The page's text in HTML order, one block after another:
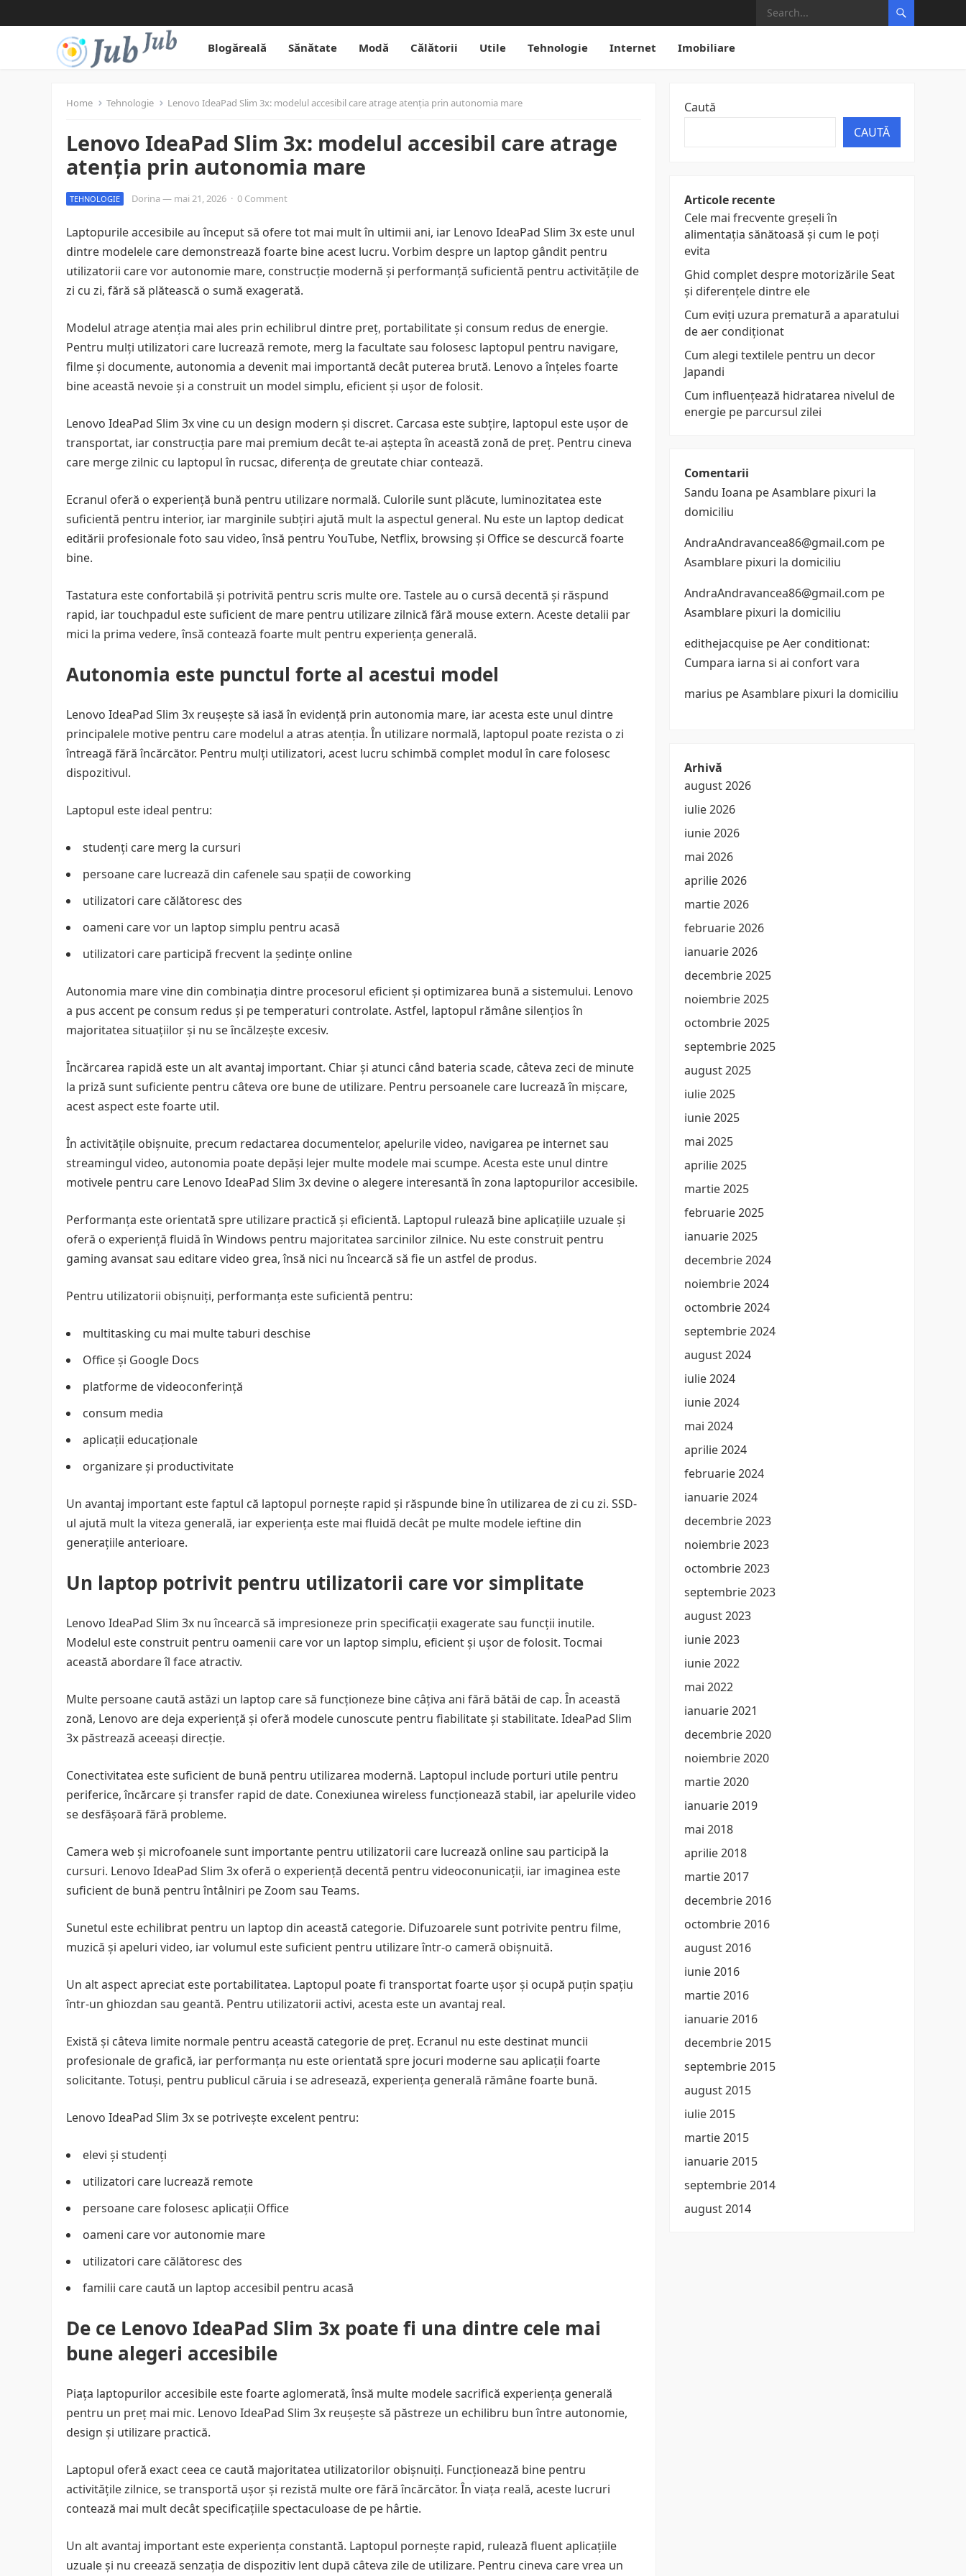
Blogăreală Sănătate Modă Călătorii Utile Tehnologie Internet Imobiliare
Home Tehnologie Lenovo IdeaPad Slim 3x: modelul accesibil care atrage atenția prin autonomia mare
Lenovo IdeaPad Slim 3x: modelul accesibil care atrage
atenția prin autonomia mare
TEHNOLOGIE Dorina — mai 21, 2026 · 0 Comment
Laptopurile accesibile au început să ofere tot mai mult în ultimii ani, iar Lenovo IdeaPad Slim 3x este unul
dintre modelele care demonstrează foarte bine acest lucru. Vorbim despre un laptop gândit pentru
utilizatorii care vor autonomie mare, construcție modernă și performanță suficientă pentru activitățile de
zi cu zi, fără să plătească o sumă exagerată.
Modelul atrage atenția mai ales prin echilibrul dintre preț, portabilitate și consum redus de energie.
Pentru mulți utilizatori care lucrează remote, merg la facultate sau folosesc laptopul pentru navigare,
filme și documente, autonomia a devenit mai importantă decât puterea brută. Lenovo a înțeles foarte
bine această nevoie și a construit un model simplu, eficient și ușor de folosit.
Lenovo IdeaPad Slim 3x vine cu un design modern și discret. Carcasa este subțire, laptopul este ușor de
transportat, iar construcția pare mai premium decât te-ai aștepta în această zonă de preț. Pentru cineva
care merge zilnic cu laptopul în rucsac, diferența de greutate chiar contează.
Ecranul oferă o experiență bună pentru utilizare normală. Culorile sunt plăcute, luminozitatea este
suficientă pentru interior, iar marginile subțiri ajută mult la aspectul general. Nu este un laptop dedicat
editării profesionale foto sau video, însă pentru YouTube, Netflix, browsing și Office se descurcă foarte
bine.
Tastatura este confortabilă și potrivită pentru scris multe ore. Tastele au o cursă decentă și răspund
rapid, iar touchpadul este suficient de mare pentru utilizare zilnică fără mouse extern. Aceste detalii par
mici la prima vedere, însă contează foarte mult pentru experiența generală.
Autonomia este punctul forte al acestui model
Lenovo IdeaPad Slim 3x reușește să iasă în evidență prin autonomia mare, iar acesta este unul dintre
principalele motive pentru care modelul a atras atenția. În utilizare normală, laptopul poate rezista o zi
întreagă fără încărcător. Pentru mulți utilizatori, acest lucru schimbă complet modul în care folosesc
dispozitivul.
Laptopul este ideal pentru:
studenți care merg la cursuri
persoane care lucrează din cafenele sau spații de coworking
utilizatori care călătoresc des
oameni care vor un laptop simplu pentru acasă
utilizatori care participă frecvent la ședințe online
Autonomia mare vine din combinația dintre procesorul eficient și optimizarea bună a sistemului. Lenovo
a pus accent pe consum redus și pe temperaturi controlate. Astfel, laptopul rămâne silențios în
majoritatea situațiilor și nu se încălzește excesiv.
Încărcarea rapidă este un alt avantaj important. Chiar și atunci când bateria scade, câteva zeci de minute
la priză sunt suficiente pentru câteva ore bune de utilizare. Pentru persoanele care lucrează în mișcare,
acest aspect este foarte util.
În activitățile obișnuite, precum redactarea documentelor, apelurile video, navigarea pe internet sau
streamingul video, autonomia poate depăși lejer multe modele mai scumpe. Acesta este unul dintre
motivele pentru care Lenovo IdeaPad Slim 3x devine o alegere interesantă în zona laptopurilor accesibile.
Performanța este orientată spre utilizare practică și eficientă. Laptopul rulează bine aplicațiile uzuale și
oferă o experiență fluidă în Windows pentru majoritatea sarcinilor zilnice. Nu este construit pentru
gaming avansat sau editare video grea, însă nici nu încearcă să fie un astfel de produs.
Pentru utilizatorii obișnuiți, performanța este suficientă pentru:
multitasking cu mai multe taburi deschise
Office și Google Docs
platforme de videoconferință
consum media
aplicații educaționale
organizare și productivitate
Un avantaj important este faptul că laptopul pornește rapid și răspunde bine în utilizarea de zi cu zi. SSD-
ul ajută mult la viteza generală, iar experiența este mai fluidă decât pe multe modele ieftine din
generațiile anterioare.
Un laptop potrivit pentru utilizatorii care vor simplitate
Lenovo IdeaPad Slim 3x nu încearcă să impresioneze prin specificații exagerate sau funcții inutile.
Modelul este construit pentru oamenii care vor un laptop simplu, eficient și ușor de folosit. Tocmai
această abordare îl face atractiv.
Multe persoane caută astăzi un laptop care să funcționeze bine câțiva ani fără bătăi de cap. În această
zonă, Lenovo are deja experiență și oferă modele cunoscute pentru fiabilitate și stabilitate. IdeaPad Slim
3x păstrează aceeași direcție.
Conectivitatea este suficient de bună pentru utilizarea modernă. Laptopul include porturi utile pentru
periferice, încărcare și transfer rapid de date. Conexiunea wireless funcționează stabil, iar apelurile video
se desfășoară fără probleme.
Camera web și microfoanele sunt importante pentru utilizatorii care lucrează online sau participă la
cursuri. Lenovo IdeaPad Slim 3x oferă o experiență decentă pentru videoconunicații, iar imaginea este
suficient de bună pentru întâlniri pe Zoom sau Teams.
Sunetul este echilibrat pentru un laptop din această categorie. Difuzoarele sunt potrivite pentru filme,
muzică și apeluri video, iar volumul este suficient pentru utilizare într-o cameră obișnuită.
Un alt aspect apreciat este portabilitatea. Laptopul poate fi transportat foarte ușor și ocupă puțin spațiu
într-un ghiozdan sau geantă. Pentru utilizatorii activi, acesta este un avantaj real.
Există și câteva limite normale pentru această categorie de preț. Ecranul nu este destinat muncii
profesionale de grafică, iar performanța nu este orientată spre jocuri moderne sau aplicații foarte
solicitante. Totuși, pentru publicul căruia i se adresează, experiența generală rămâne foarte bună.
Lenovo IdeaPad Slim 3x se potrivește excelent pentru:
elevi și studenți
utilizatori care lucrează remote
persoane care folosesc aplicații Office
oameni care vor autonomie mare
utilizatori care călătoresc des
familii care caută un laptop accesibil pentru acasă
De ce Lenovo IdeaPad Slim 3x poate fi una dintre cele mai
bune alegeri accesibile
Piața laptopurilor accesibile este foarte aglomerată, însă multe modele sacrifică experiența generală
pentru un preț mai mic. Lenovo IdeaPad Slim 3x reușește să păstreze un echilibru bun între autonomie,
design și utilizare practică.
Laptopul oferă exact ceea ce caută majoritatea utilizatorilor obișnuiți. Funcționează bine pentru
activitățile zilnice, se transportă ușor și rezistă multe ore fără încărcător. În viața reală, aceste lucruri
contează mai mult decât specificațiile spectaculoase de pe hârtie.
Un alt avantaj important este experiența constantă. Laptopul pornește rapid, rulează fluent aplicațiile
uzuale și nu creează senzația de dispozitiv lent după câteva zile de utilizare. Pentru cineva care vrea un
Caută
CAUTĂ
Articole recente
Cele mai frecvente greșeli în
alimentația sănătoasă și cum le poți
evita
Ghid complet despre motorizările Seat
și diferențele dintre ele
Cum eviți uzura prematură a aparatului
de aer condiționat
Cum alegi textilele pentru un decor
Japandi
Cum influențează hidratarea nivelul de
energie pe parcursul zilei
Comentarii
Sandu Ioana peAsamblare pixuri la
domiciliu
AndraAndravancea86@gmail.com pe
Asamblare pixuri la domiciliu
AndraAndravancea86@gmail.com pe
Asamblare pixuri la domiciliu
edithejacquise peAer conditionat:
Cumpara iarna si ai confort vara
marius peAsamblare pixuri la domiciliu
Arhivă
august 2026
iulie 2026
iunie 2026
mai 2026
aprilie 2026
martie 2026
februarie 2026
ianuarie 2026
decembrie 2025
noiembrie 2025
octombrie 2025
septembrie 2025
august 2025
iulie 2025
iunie 2025
mai 2025
aprilie 2025
martie 2025
februarie 2025
ianuarie 2025
decembrie 2024
noiembrie 2024
octombrie 2024
septembrie 2024
august 2024
iulie 2024
iunie 2024
mai 2024
aprilie 2024
februarie 2024
ianuarie 2024
decembrie 2023
noiembrie 2023
octombrie 2023
septembrie 2023
august 2023
iunie 2023
iunie 2022
mai 2022
ianuarie 2021
decembrie 2020
noiembrie 2020
martie 2020
ianuarie 2019
mai 2018
aprilie 2018
martie 2017
decembrie 2016
octombrie 2016
august 2016
iunie 2016
martie 2016
ianuarie 2016
decembrie 2015
septembrie 2015
august 2015
iulie 2015
martie 2015
ianuarie 2015
septembrie 2014
august 2014